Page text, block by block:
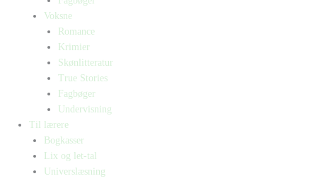
Voksne
Romance
Krimier
Skønlitteratur
True Stories
Fagbøger
Undervisning
Til lærere
Bogkasser
Lix og let-tal
Universlæsning